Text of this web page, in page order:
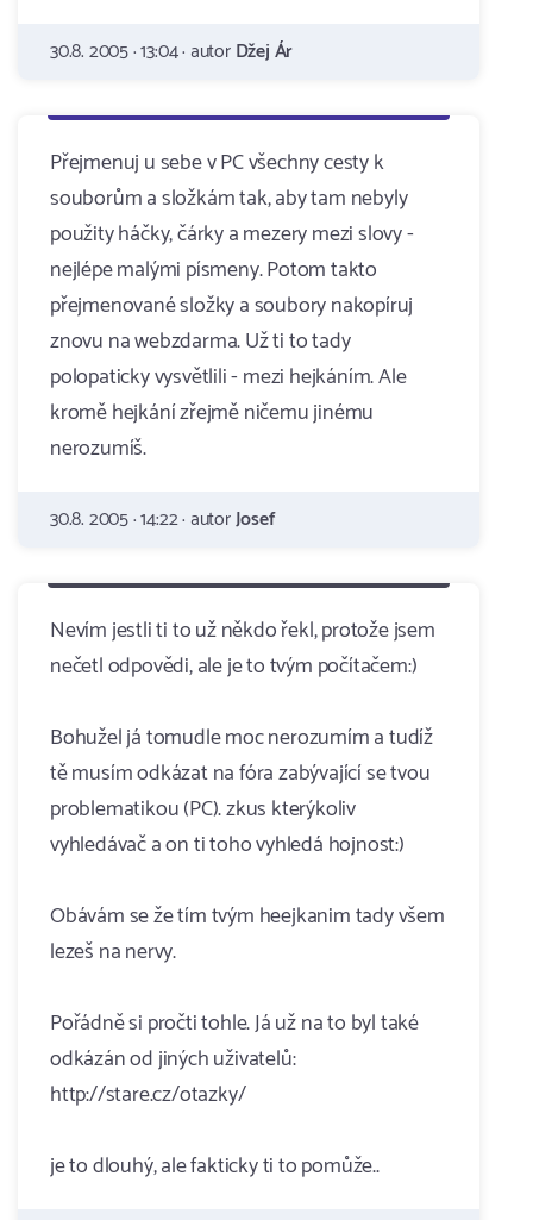
30.8. 2005 · 13:04 · autorDžej Ár
Přejmenuj u sebe v PC všechny cesty k
souborům a složkám tak, aby tam nebyly
použity háčky, čárky a mezery mezi slovy -
nejlépe malými písmeny. Potom takto
přejmenované složky a soubory nakopíruj
znovu na webzdarma. Už ti to tady
polopaticky vysvětlili - mezi hejkáním. Ale
kromě hejkání zřejmě ničemu jinému
nerozumíš.
30.8. 2005 · 14:22 · autorJosef
Nevím jestli ti to už někdo řekl, protože jsem
nečetl odpovědi, ale je to tvým počítačem:)
Bohužel já tomudle moc nerozumím a tudíž
tě musím odkázat na fóra zabývající se tvou
problematikou (PC). zkus kterýkoliv
vyhledávač a on ti toho vyhledá hojnost:)
Obávám se že tím tvým heejkanim tady všem
lezeš na nervy.
Pořádně si pročti tohle. Já už na to byl také
odkázán od jiných uživatelů:
http://stare.cz/otazky/
je to dlouhý, ale fakticky ti to pomůže..